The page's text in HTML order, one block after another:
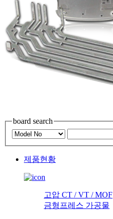
board search
제품현황
고압 CT / VT / MOF
금형프레스 가공물